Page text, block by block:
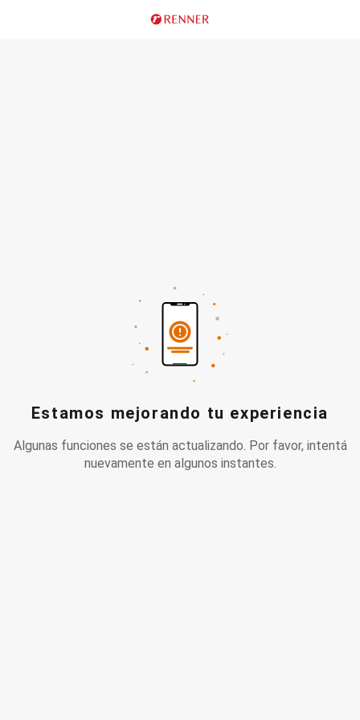
Estamos mejorando tu experiencia
Algunas funciones se están actualizando. Por favor, intentá
nuevamente en algunos instantes.